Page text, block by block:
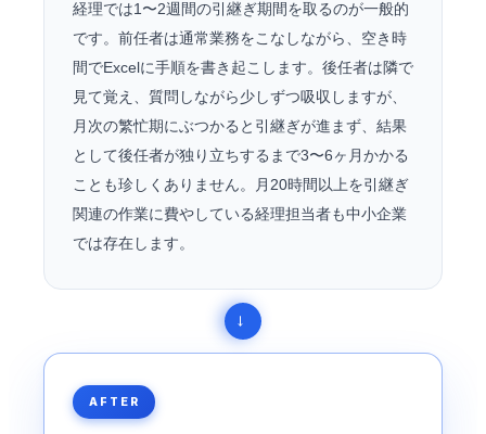
経理では1〜2週間の引継ぎ期間を取るのが一般的
です。前任者は通常業務をこなしながら、空き時
間でExcelに手順を書き起こします。後任者は隣で
見て覚え、質問しながら少しずつ吸収しますが、
月次の繁忙期にぶつかると引継ぎが進まず、結果
として後任者が独り立ちするまで3〜6ヶ月かかる
ことも珍しくありません。月20時間以上を引継ぎ
関連の作業に費やしている経理担当者も中小企業
では存在します。
AFTER